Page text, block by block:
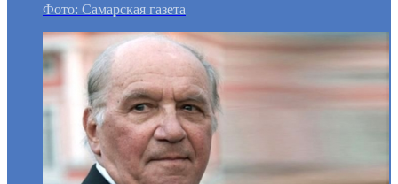
Фото: Самарская газета